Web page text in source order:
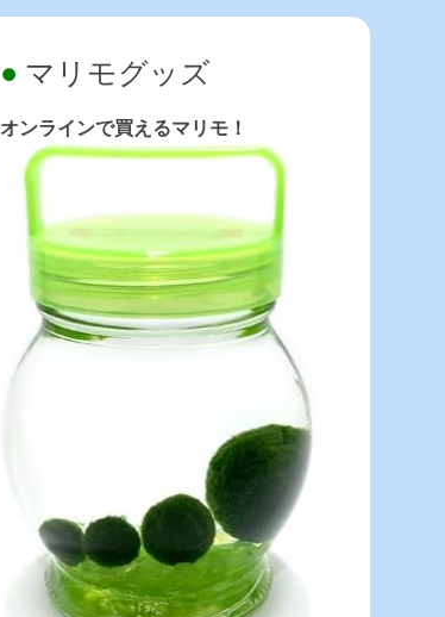
マリモグッズ
オンラインで買えるマリモ！